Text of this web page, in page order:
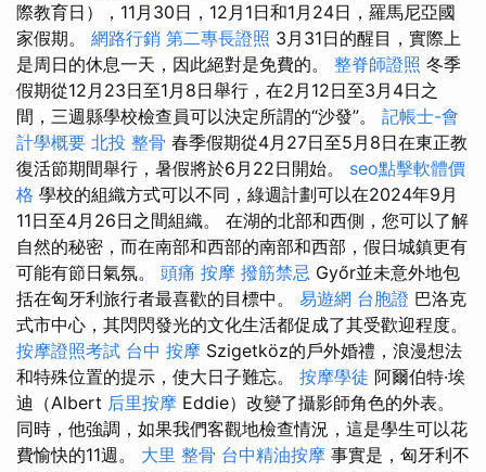
際教育日），11月30日，12月1日和1月24日，羅馬尼亞國
家假期。 網路行銷 第二專長證照 3月31日的醒目，實際上
是周日的休息一天，因此絕對是免費的。 整脊師證照 冬季
假期從12月23日至1月8日舉行，在2月12日至3月4日之
間，三週縣學校檢查員可以決定所謂的“沙發”。 記帳士-會
計學概要 北投 整骨 春季假期從4月27日至5月8日在東正教
復活節期間舉行，暑假將於6月22日開始。 seo點擊軟體價
格 學校的組織方式可以不同，綠週計劃可以在2024年9月
11日至4月26日之間組織。 在湖的北部和西側，您可以了解
自然的秘密，而在南部和西部的南部和西部，假日城鎮更有
可能有節日氣氛。 頭痛 按摩 撥筋禁忌 Győr並未意外地包
括在匈牙利旅行者最喜歡的目標中。 易遊網 台胞證 巴洛克
式市中心，其閃閃發光的文化生活都促成了其受歡迎程度。
按摩證照考試 台中 按摩 Szigetköz的戶外婚禮，浪漫想法
和特殊位置的提示，使大日子難忘。 按摩學徒 阿爾伯特·埃
迪（Albert 后里按摩 Eddie）改變了攝影師角色的外表。
同時，他強調，如果我們客觀地檢查情況，這是學生可以花
費愉快的11週。 大里 整骨 台中精油按摩 事實是，匈牙利不